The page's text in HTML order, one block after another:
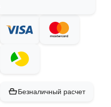
Безналичный расчет